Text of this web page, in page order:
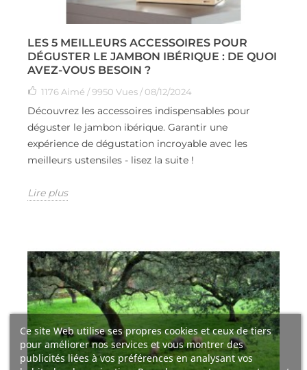
Ce site Web utilise ses propres cookies et ceux de tiers
pour améliorer nos services et vous montrer des
publicités liées à vos préférences en analysant vos
LES 5 MEILLEURS ACCESSOIRES POUR
DÉGUSTER LE JAMBON IBÉRIQUE : DE QUOI
AVEZ-VOUS BESOIN ?
1176Aimé / 9950 Vues / 08/12/2024
Découvrez les accessoires indispensables pour
déguster le jambon ibérique. Garantir une
expérience de dégustation incroyable avec les
meilleurs ustensiles - lisez la suite !
Lire plus